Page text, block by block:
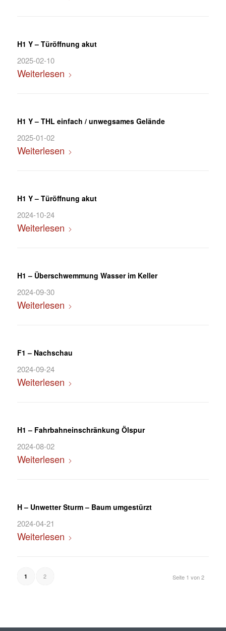
H1 Y – Türöffnung akut
2025-02-10
Weiterlesen
H1 Y – THL einfach / unwegsames Gelände
2025-01-02
Weiterlesen
H1 Y – Türöffnung akut
2024-10-24
Weiterlesen
H1 – Überschwemmung Wasser im Keller
2024-09-30
Weiterlesen
F1 – Nachschau
2024-09-24
Weiterlesen
H1 – Fahrbahneinschränkung Ölspur
2024-08-02
Weiterlesen
H – Unwetter Sturm – Baum umgestürzt
2024-04-21
Weiterlesen
Seite 1 von 2
1 2